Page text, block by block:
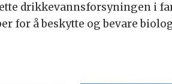
drikkevannsforsyningen i
for å beskytte og bevare